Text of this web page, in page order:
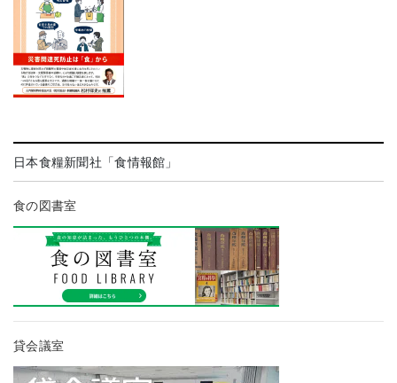
日本食糧新聞社「食情報館」
食の図書室
貸会議室